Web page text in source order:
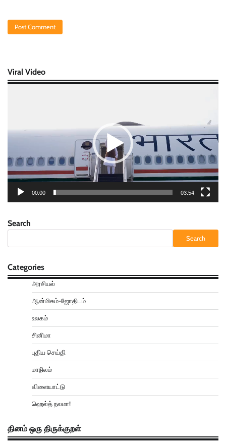
Viral Video
00:00 03:54
Search
Search
Categories
அரசியல்
ஆன்மிகம்-ஜோதிடம்
உலகம்
சினிமா
புதிய செய்தி
மாநிலம்
விளையாட்டு
ஹெல்த் நலமா!
தினம் ஒரு திருக்குறள்